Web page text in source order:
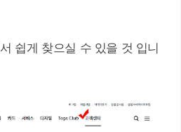
쉽게 찾으실 수 있을 것 입니